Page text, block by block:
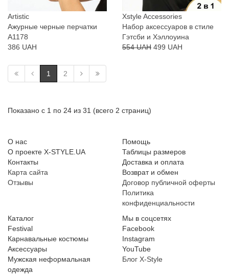
Artistic
Ажурные черные перчатки
A1178
386 UAH
Xstyle Accessories
Набор аксессуаров в стиле
Гэтсби и Хэллоуина
554 UAH 499 UAH
1 2
Показано с 1 по 24 из 31 (всего 2 страниц)
О нас
О проекте X-STYLE.UA
Контакты
Карта сайта
Отзывы
Помощь
Таблицы размеров
Доставка и оплата
Возврат и обмен
Договор публичной оферты
Политика
конфиденциальности
Каталог
Festival
Карнавальные костюмы
Аксессуары
Мужская неформальная
одежда
Мы в соцсетях
Facebook
Instagram
YouTube
Блог X-Style